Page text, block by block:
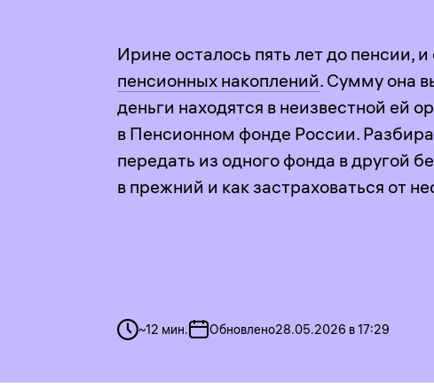
Ирине осталось пять лет до пенсии,
пенсионных накоплений. Сумму она
деньги находятся в неизвестной ей
в Пенсионном фонде России.
передать из одного фонда в другой
в прежний и как застраховаться от
~12 мин. Обновлено28.05.2026 в 17:29